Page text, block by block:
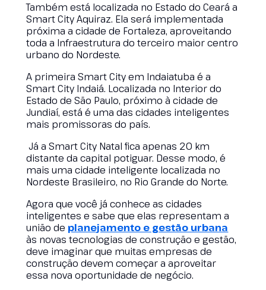
Também está localizada no Estado do Ceará a
Smart City Aquiraz. Ela será implementada
próxima a cidade de Fortaleza, aproveitando
toda a Infraestrutura do terceiro maior centro
urbano do Nordeste.
A primeira Smart City em Indaiatuba é a
Smart City Indaiá. Localizada no Interior do
Estado de São Paulo, próximo à cidade de
Jundiaí, está é uma das cidades inteligentes
mais promissoras do país.
Já a Smart City Natal fica apenas 20 km
distante da capital potiguar. Desse modo, é
mais uma cidade inteligente localizada no
Nordeste Brasileiro, no Rio Grande do Norte.
Agora que você já conhece as cidades
inteligentes e sabe que elas representam a
união de planejamento e gestão urbana
às novas tecnologias de construção e gestão,
deve imaginar que muitas empresas de
construção devem começar a aproveitar
essa nova oportunidade de negócio.